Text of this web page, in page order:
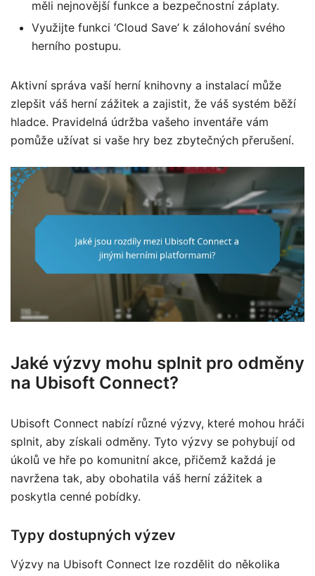
měli nejnovější funkce a bezpečnostní záplaty.
Využijte funkci ‘Cloud Save’ k zálohování svého
herního postupu.
Aktivní správa vaší herní knihovny a instalací může
zlepšit váš herní zážitek a zajistit, že váš systém běží
hladce. Pravidelná údržba vašeho inventáře vám
pomůže užívat si vaše hry bez zbytečných přerušení.
Jaké výzvy mohu splnit pro odměny
na Ubisoft Connect?
Ubisoft Connect nabízí různé výzvy, které mohou hráči
splnit, aby získali odměny. Tyto výzvy se pohybují od
úkolů ve hře po komunitní akce, přičemž každá je
navržena tak, aby obohatila váš herní zážitek a
poskytla cenné pobídky.
Typy dostupných výzev
Výzvy na Ubisoft Connect lze rozdělit do několika